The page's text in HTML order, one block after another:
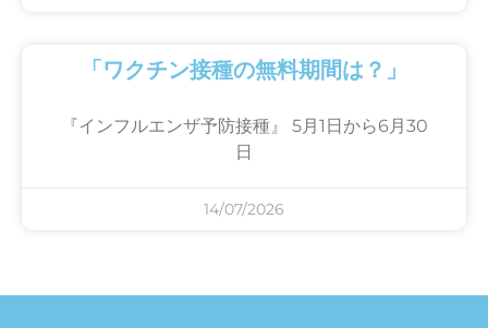
「ワクチン接種の無料期間は？」
『インフルエンザ予防接種』 5月1日から6月30
日
14/07/2026